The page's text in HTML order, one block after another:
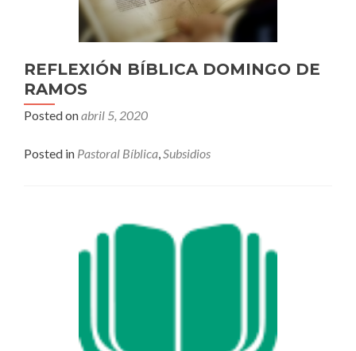
REFLEXIÓN BÍBLICA DOMINGO DE
RAMOS
Posted onabril 5, 2020
Posted in Pastoral Bíblica,Subsidios